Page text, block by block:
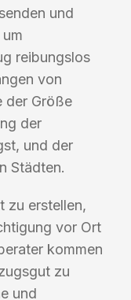
und
reibungslos
von
der Größe
der
und der
Städten.
zu erstellen,
vor Ort
kommen
zu
und